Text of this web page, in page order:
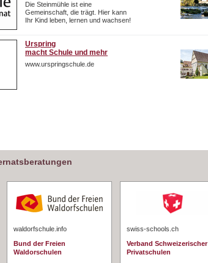
Die Steinmühle ist eine
Gemeinschaft, die trägt. Hier kann
Ihr Kind leben, lernen und wachsen!
Urspring
macht Schule und mehr
www.urspringschule.de
waldorfschule.info
Bund der Freien
Waldorschulen
swiss-schools.ch
Verband Schweizerischer
Privatschulen